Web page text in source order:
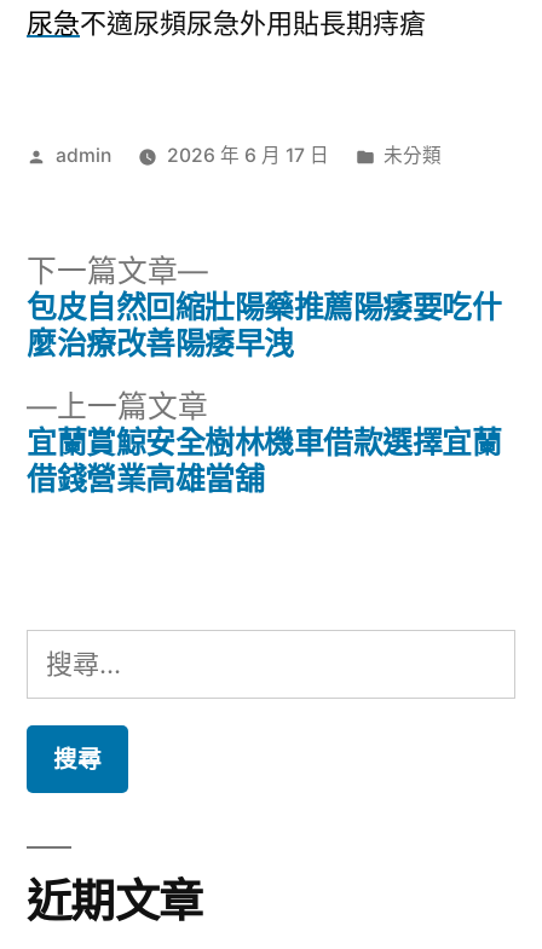
尿急不適尿頻尿急外用貼長期痔瘡
作
admin 2026 年 6 月 17 日
分
未分類
文
導
覽
上一篇文章
一
篇
宜蘭賞鯨安全樹林機車借款選擇宜蘭
借錢營業高雄當舖
下一篇文章
下
一
篇
包皮自然回縮壯陽藥推薦陽痿要吃什
麼治療改善陽痿早洩
搜
尋
鍵
字:
近期文章